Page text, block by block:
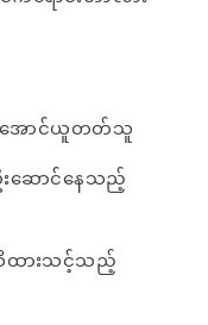
ရအောင်ယူတတ်သူ
းဆောင်နေသည့်
သိထားသင့်သည့်